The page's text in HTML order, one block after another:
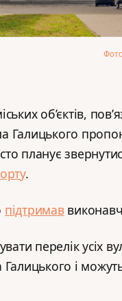
об’єктів,
Галицького
планує
.
підтримав
перелік усіх
Галицького і